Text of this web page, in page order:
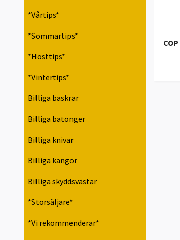
*Vårtips*
*Sommartips*
*Hösttips*
*Vintertips*
Billiga baskrar
Billiga batonger
Billiga knivar
Billiga kängor
Billiga skyddsvästar
*Storsäljare*
*Vi rekommenderar*